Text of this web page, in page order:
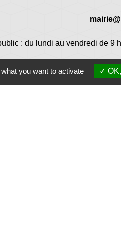
: du lundi au vendredi de 9
you want to activate